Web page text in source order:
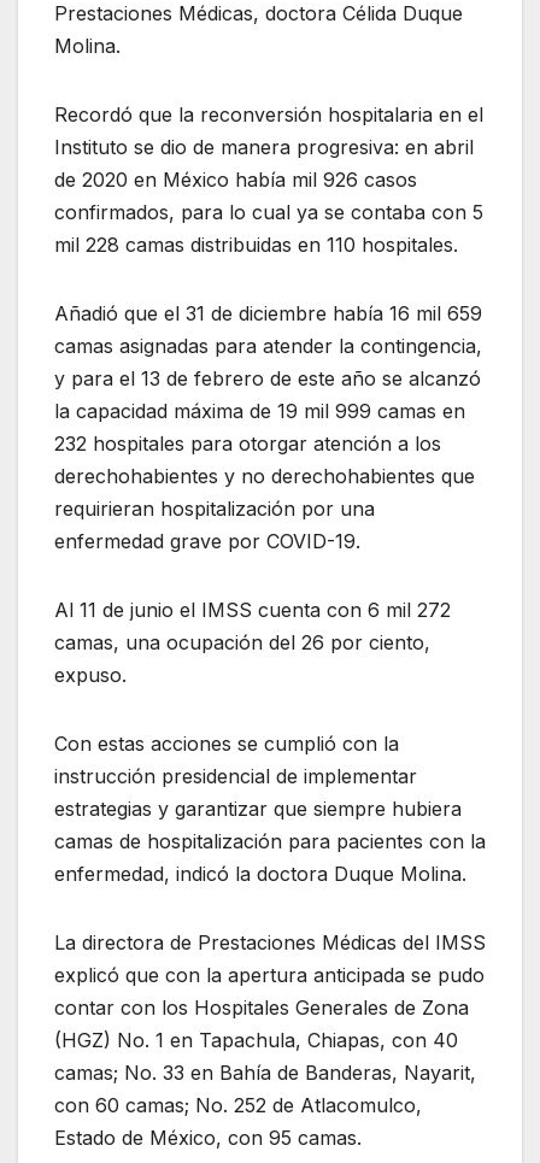
Prestaciones Médicas, doctora Célida Duque
Molina.
Recordó que la reconversión hospitalaria en el
Instituto se dio de manera progresiva: en abril
de 2020 en México había mil 926 casos
confirmados, para lo cual ya se contaba con 5
mil 228 camas distribuidas en 110 hospitales.
Añadió que el 31 de diciembre había 16 mil 659
camas asignadas para atender la contingencia,
y para el 13 de febrero de este año se alcanzó
la capacidad máxima de 19 mil 999 camas en
232 hospitales para otorgar atención a los
derechohabientes y no derechohabientes que
requirieran hospitalización por una
enfermedad grave por COVID-19.
Al 11 de junio el IMSS cuenta con 6 mil 272
camas, una ocupación del 26 por ciento,
expuso.
Con estas acciones se cumplió con la
instrucción presidencial de implementar
estrategias y garantizar que siempre hubiera
camas de hospitalización para pacientes con la
enfermedad, indicó la doctora Duque Molina.
La directora de Prestaciones Médicas del IMSS
explicó que con la apertura anticipada se pudo
contar con los Hospitales Generales de Zona
(HGZ) No. 1 en Tapachula, Chiapas, con 40
camas; No. 33 en Bahía de Banderas, Nayarit,
con 60 camas; No. 252 de Atlacomulco,
Estado de México, con 95 camas.